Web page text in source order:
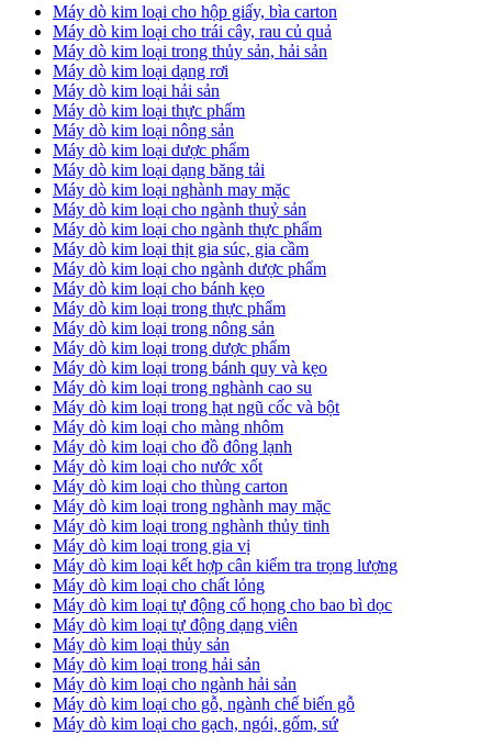
Máy dò kim loại cho hộp giấy, bìa carton
Máy dò kim loại cho trái cây, rau củ quả
Máy dò kim loại trong thủy sản, hải sản
Máy dò kim loại dạng rơi
Máy dò kim loại hải sản
Máy dò kim loại thực phẩm
Máy dò kim loại nông sản
Máy dò kim loại dược phẩm
Máy dò kim loại dạng băng tải
Máy dò kim loại nghành may mặc
Máy dò kim loại cho ngành thuỷ sản
Máy dò kim loại cho ngành thực phẩm
Máy dò kim loại thịt gia súc, gia cầm
Máy dò kim loại cho ngành dược phẩm
Máy dò kim loại cho bánh kẹo
Máy dò kim loại trong thực phẩm
Máy dò kim loại trong nông sản
Máy dò kim loại trong dược phẩm
Máy dò kim loại trong bánh quy và kẹo
Máy dò kim loại trong nghành cao su
Máy dò kim loại trong hạt ngũ cốc và bột
Máy dò kim loại cho màng nhôm
Máy dò kim loại cho đồ đông lạnh
Máy dò kim loại cho nước xốt
Máy dò kim loại cho thùng carton
Máy dò kim loại trong nghành may mặc
Máy dò kim loại trong nghành thủy tinh
Máy dò kim loại trong gia vị
Máy dò kim loại kết hợp cân kiểm tra trọng lượng
Máy dò kim loại cho chất lỏng
Máy dò kim loại tự động cổ họng cho bao bì dọc
Máy dò kim loại tự động dạng viên
Máy dò kim loại thủy sản
Máy dò kim loại trong hải sản
Máy dò kim loại cho ngành hải sản
Máy dò kim loại cho gỗ, ngành chế biến gỗ
Máy dò kim loại cho gạch, ngói, gốm, sứ